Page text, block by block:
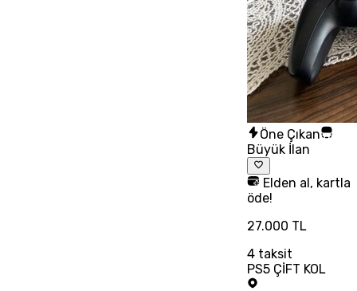
Öne Çıkan
Büyük İlan
Elden al, kartla
öde!
27.000 TL
4taksit
PS5 ÇİFT KOL